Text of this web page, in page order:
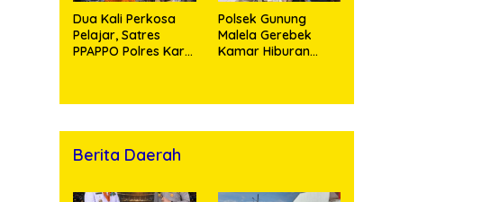
Dua Kali Perkosa
Pelajar, Satres
PPAPPO Polres Karo
Polsek Gunung
Malela Gerebek
Kamar Hiburan
Diringkus
Berita Daerah